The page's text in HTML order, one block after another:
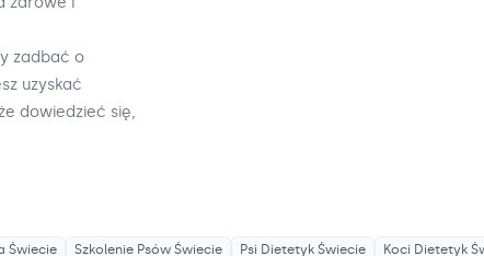
zadbać o
uzyskać
dowiedzieć się,
Świecie Szkolenie Psów Świecie Psi Dietetyk Świecie Koci Dietetyk